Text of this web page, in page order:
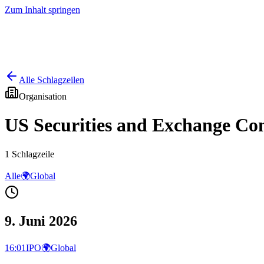
Zum Inhalt springen
Alle Schlagzeilen
Organisation
US Securities and Exchange
1 Schlagzeile
Alle🌍Global
9. Juni 2026
16:01IPO🌍Global